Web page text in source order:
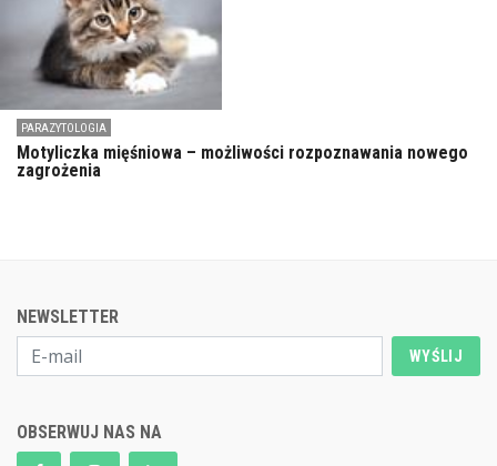
PARAZYTOLOGIA
Motyliczka mięśniowa – możliwości rozpoznawania nowego
zagrożenia
NEWSLETTER
WYŚLIJ
OBSERWUJ NAS NA